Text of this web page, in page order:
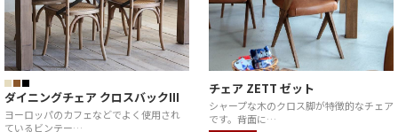
ダイニングチェア クロスバックIII
ヨーロッパのカフェなどでよく使用され
ているビンテー…
チェア ZETT ゼット
シャープな木のクロス脚が特徴的なチェア
です。背面に…